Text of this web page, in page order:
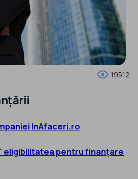
19512
InAfaceri.ro
eligibilitatea pentru finanțare